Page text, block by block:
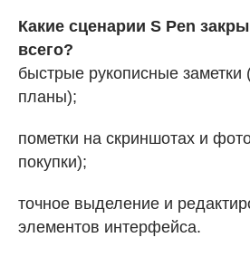
Какие сценарии S Pen
всего?
быстрые рукописные заметки
планы);
пометки на скриншотах и
покупки);
точное выделение и
элементов интерфейса.